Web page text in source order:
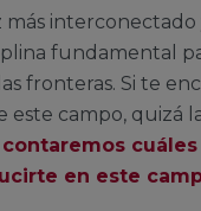
fundamental
fronteras. Si te
este campo, quizá
en este